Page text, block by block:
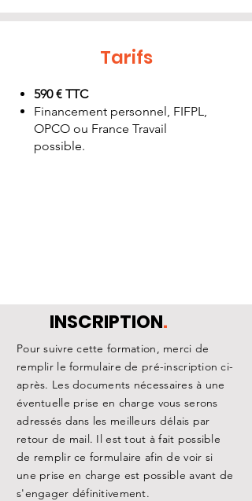
Tarifs
590 € TTC
Financement personnel, FIFPL,
OPCO ou France Travail
possible.
INSCRIPTION.
Pour suivre cette formation, merci de
remplir le formulaire de pré-inscription ci-
après. Les documents nécessaires à une
éventuelle prise en charge vous serons
adressés dans les meilleurs délais par
retour de mail. Il est tout à fait possible
de remplir ce formulaire afin de voir si
une prise en charge est possible avant de
s'engager définitivement.